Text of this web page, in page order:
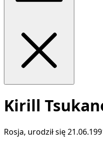
Kirill
Rosja, urodził się